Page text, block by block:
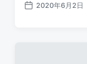
发
2020年6月2日